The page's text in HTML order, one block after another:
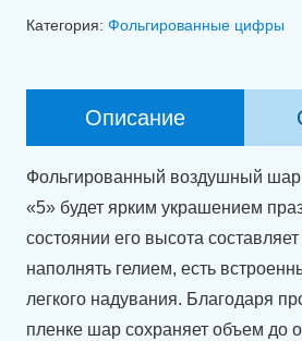
см)
Категория: Фольгированные цифры
Описание
Фольгированный воздушный
«5» будет ярким украшением
состоянии его высота
наполнять гелием, есть
легкого надувания. Благодаря
пленке шар сохраняет объем до